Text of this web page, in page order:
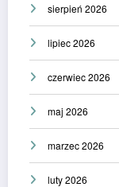
sierpień 2026
lipiec 2026
czerwiec 2026
maj 2026
marzec 2026
luty 2026